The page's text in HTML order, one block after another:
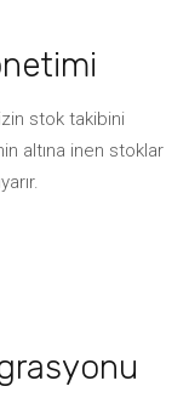
stok takibini
altına inen stoklar